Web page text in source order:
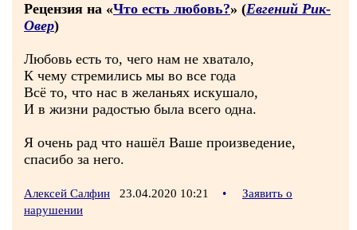
Рецензия на «Что есть любовь?» (Евгений Рик-
Овер)
Любовь есть то, чего нам не хватало,
К чему стремились мы во все года
Всё то, что нас в желаньях искушало,
И в жизни радостью была всего одна.
Я очень рад что нашёл Ваше произведение,
спасибо за него.
Алексей Салфин 23.04.2020 10:21 •
Заявить о
нарушении